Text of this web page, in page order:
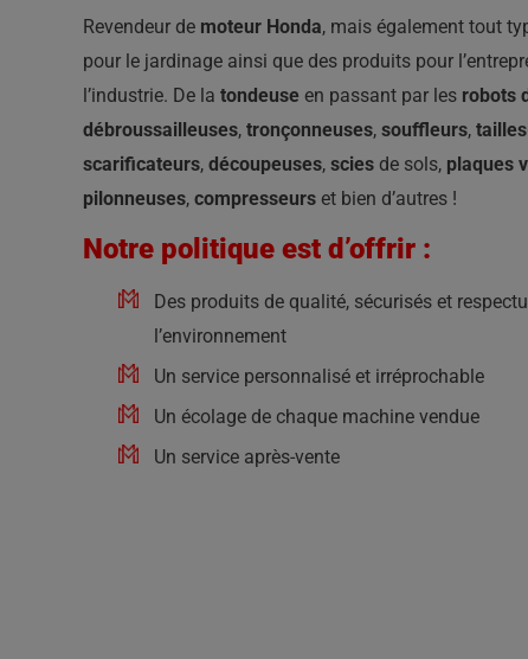
Revendeur de moteur Honda, mais également tout
pour le jardinage ainsi que des produits pour
l’industrie. De la tondeuse en passant par les robots
débroussailleuses, tronçonneuses, souffleurs,
scarificateurs, découpeuses, scies de sols, plaques
pilonneuses, compresseurs et bien d’autres !
Notre politique est d’offrir :
Des produits de qualité, sécurisés et
l’environnement
Un service personnalisé et irréprochable
Un écolage de chaque machine vendue
Un service après-vente